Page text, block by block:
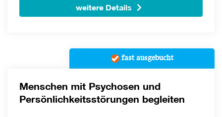
weitere Details
fast ausgebucht
Menschen mit Psychosen und
Persönlichkeitsstörungen begleiten